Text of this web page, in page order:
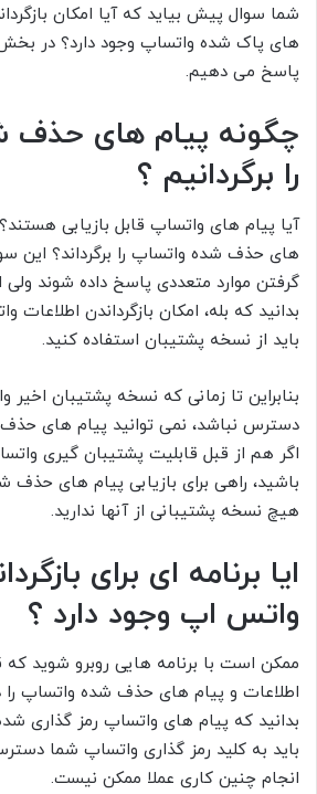
شما سوال پیش بیاید که آیا امکان
های پاک شده واتساپ وجود دارد؟ در
پاسخ می دهیم.
چگونه پیام های حذف
را برگردانیم ؟
آیا پیام های واتساپ قابل بازیابی
های حذف شده واتساپ را برگرداند؟ این
گرفتن موارد متعددی پاسخ داده شوند
بدانید که بله، امکان بازگرداندن
باید از نسخه پشتیبان استفاده کنید.
بنابراین تا زمانی که نسخه پشتیبان
دسترس نباشد، نمی توانید پیام های حذف
اگر هم از قبل قابلیت پشتیبان گیری
باشید، راهی برای بازیابی پیام های حذف
هیچ نسخه پشتیبانی از آنها ندارید.
ایا برنامه ای برای
واتس اپ وجود دارد ؟
ممکن است با برنامه هایی روبرو شوید که
اطلاعات و پیام های حذف شده واتساپ را
بدانید که پیام های واتساپ رمز گذاری
باید به کلید رمز گذاری واتساپ شما
انجام چنین کاری عملا ممکن نیست.